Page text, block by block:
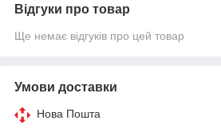
Відгуки про товар
Ще немає відгуків про цей товар
Умови доставки
Нова Пошта